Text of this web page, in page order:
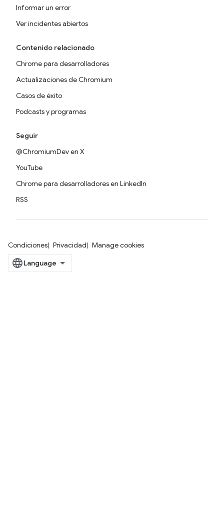
Informar un error
Ver incidentes abiertos
Contenido relacionado
Chrome para desarrolladores
Actualizaciones de Chromium
Casos de éxito
Podcasts y programas
Seguir
@ChromiumDev en X
YouTube
Chrome para desarrolladores en LinkedIn
RSS
Condiciones Privacidad Manage cookies